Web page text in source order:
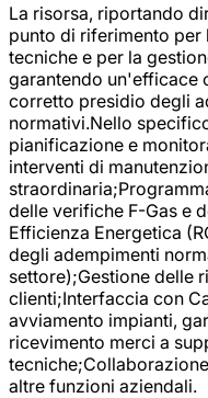
La risorsa, riportando
punto di riferimento
tecniche e per la
garantendo un'efficace
corretto presidio degli
normativi.Nello
pianificazione e
interventi di
delle verifiche F-Gas e
Efficienza Energetica
degli adempimenti
settore);Gestione delle
clienti;Interfaccia con
avviamento impianti,
ricevimento merci a
altre funzioni aziendali.